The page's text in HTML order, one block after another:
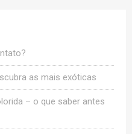
as mais exóticas
– o que saber antes